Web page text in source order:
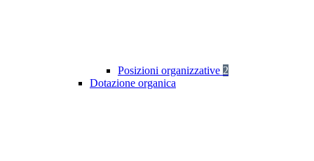
Posizioni organizzative 2
Dotazione organica